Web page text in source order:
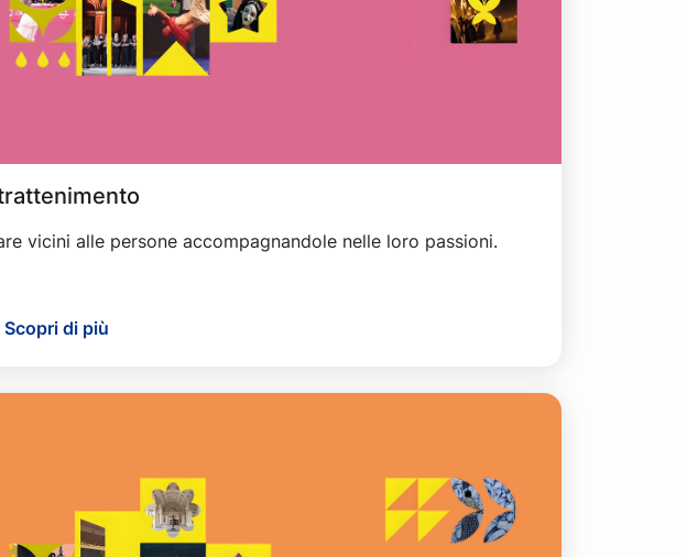
vicini alle persone accompagnandole nelle loro passioni.
Scopri di più